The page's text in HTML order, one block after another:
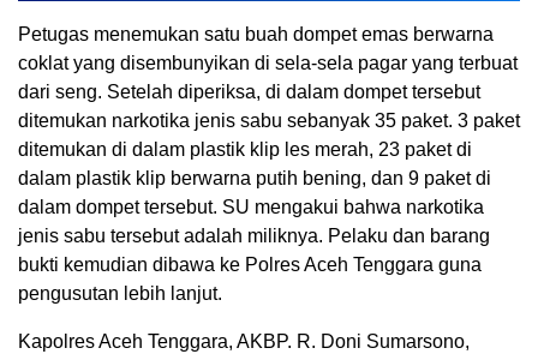
Petugas menemukan satu buah dompet emas berwarna
coklat yang disembunyikan di sela-sela pagar yang terbuat
dari seng. Setelah diperiksa, di dalam dompet tersebut
ditemukan narkotika jenis sabu sebanyak 35 paket. 3 paket
ditemukan di dalam plastik klip les merah, 23 paket di
dalam plastik klip berwarna putih bening, dan 9 paket di
dalam dompet tersebut. SU mengakui bahwa narkotika
jenis sabu tersebut adalah miliknya. Pelaku dan barang
bukti kemudian dibawa ke Polres Aceh Tenggara guna
pengusutan lebih lanjut.
Kapolres Aceh Tenggara, AKBP. R. Doni Sumarsono,